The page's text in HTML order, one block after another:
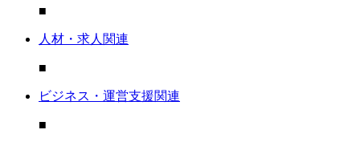
■
人材・求人関連
■
ビジネス・運営支援関連
■